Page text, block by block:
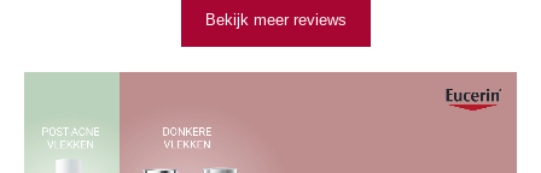
Bekijk meer reviews